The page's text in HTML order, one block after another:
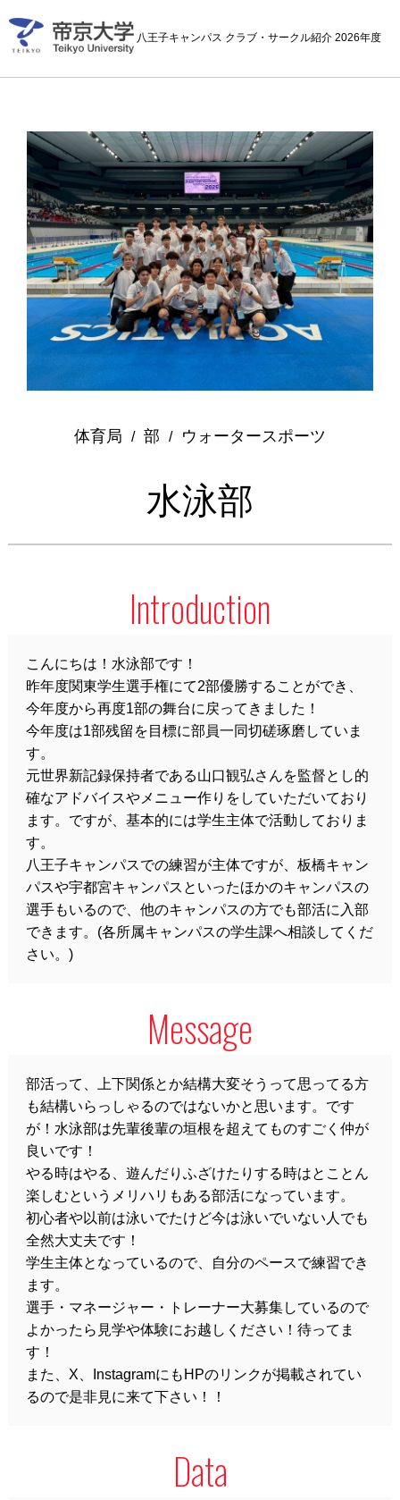
八王子キャンパス クラブ・サークル紹介 2026年度
体育局 / 部 / ウォータースポーツ
水泳部
Introduction
こんにちは！水泳部です！
昨年度関東学生選手権にて2部優勝することができ、
今年度から再度1部の舞台に戻ってきました！
今年度は1部残留を目標に部員一同切磋琢磨していま
す。
元世界新記録保持者である山口観弘さんを監督とし的
確なアドバイスやメニュー作りをしていただいており
ます。ですが、基本的には学生主体で活動しておりま
す。
八王子キャンパスでの練習が主体ですが、板橋キャン
パスや宇都宮キャンパスといったほかのキャンパスの
選手もいるので、他のキャンパスの方でも部活に入部
できます。(各所属キャンパスの学生課へ相談してくだ
さい。)
Message
部活って、上下関係とか結構大変そうって思ってる方
も結構いらっしゃるのではないかと思います。です
が！水泳部は先輩後輩の垣根を超えてものすごく仲が
良いです！
やる時はやる、遊んだりふざけたりする時はとことん
楽しむというメリハリもある部活になっています。
初心者や以前は泳いでたけど今は泳いでいない人でも
全然大丈夫です！
学生主体となっているので、自分のペースで練習でき
ます。
選手・マネージャー・トレーナー大募集しているので
よかったら見学や体験にお越しください！待ってま
す！
また、X、InstagramにもHPのリンクが掲載されてい
るので是非見に来て下さい！！
Data